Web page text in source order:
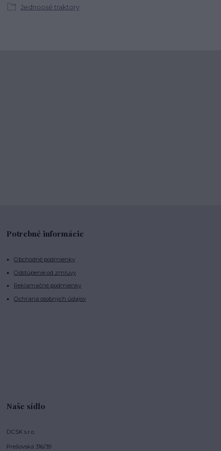
Jednoosé traktory
Potrebné informácie
Obchodné podmienky
Odstúpenie od zmluvy
Reklamačné podmienky
Ochrana osobných údajov
Naše sídlo
DCSK s.r.o.
Prešovská 316/39